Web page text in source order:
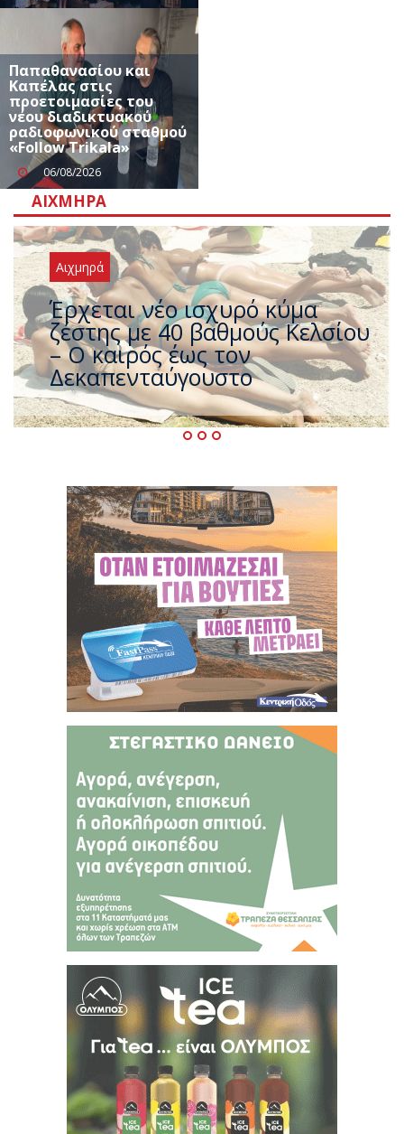
Παπαθανασίου και
Καπέλας στις
προετοιμασίες του
νέου διαδικτυακού
ραδιοφωνικού σταθμού
«Follow Trikala»
06/08/2026
ΑΙΧΜΗΡΆ
Αιχμηρά
Άφαντος ο Τσίπρας… την ώρα
που η χώρα καίγεται